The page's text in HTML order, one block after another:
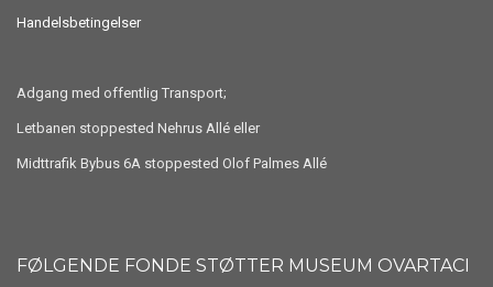
Handelsbetingelser
Adgang med offentlig Transport;
Letbanen stoppested Nehrus Allé eller
Midttrafik Bybus 6A stoppested Olof Palmes Allé
FØLGENDE FONDE STØTTER MUSEUM OVARTACI